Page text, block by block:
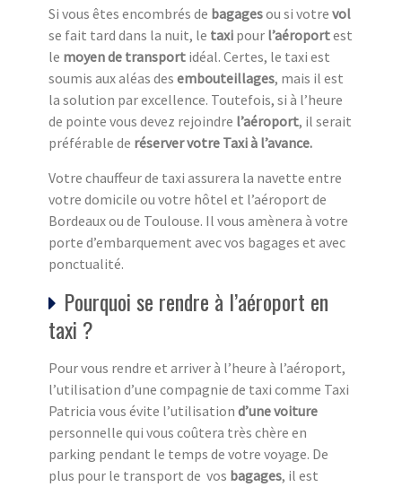
Si vous êtes encombrés de bagagesou si votre vol
se fait tard dans la nuit, le taxi pour l’aéroportest
le moyen de transport idéal. Certes, le taxi est
soumis aux aléas des embouteillages, mais il est
la solution par excellence. Toutefois, si à l’heure
de pointe vous devez rejoindre l’aéroport, il serait
préférable de réserver votre Taxi à l’avance.
Votre chauffeur de taxi assurera la navette entre
votre domicile ou votre hôtel et l’aéroport de
Bordeaux ou de Toulouse. Il vous amènera à votre
porte d’embarquement avec vos bagages et avec
ponctualité.
Pourquoi se rendre à l’aéroport en
taxi ?
Pour vous rendre et arriver à l’heure à l’aéroport,
l’utilisation d’une compagnie de taxi comme Taxi
Patricia vous évite l’utilisation d’une voiture
personnelle qui vous coûtera très chère en
parking pendant le temps de votre voyage. De
plus pour le transport de vos bagages, il est